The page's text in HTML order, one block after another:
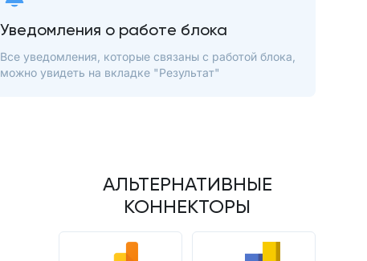
Уведомления о работе блока
Все уведомления, которые связаны с работой блока,
можно увидеть на вкладке "Результат"
АЛЬТЕРНАТИВНЫЕ
КОННЕКТОРЫ